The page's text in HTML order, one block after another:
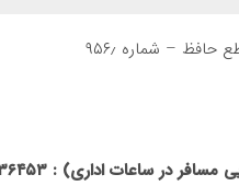
– شماره ۹۵۶٫
اداری) : ۶۴۵۳۶۴۵۳ (۲۱) ۹۸+